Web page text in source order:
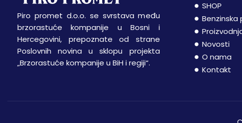
Piro promet d.o.o. se svrstava među
brzorastuće kompanije u Bosni i
Hercegovini, prepoznate od strane
Poslovnih novina u sklopu projekta
„Brzorastuće kompanije u BiH i regiji“.
SHOP
Benzinska
Novosti
O nama
Kontakt